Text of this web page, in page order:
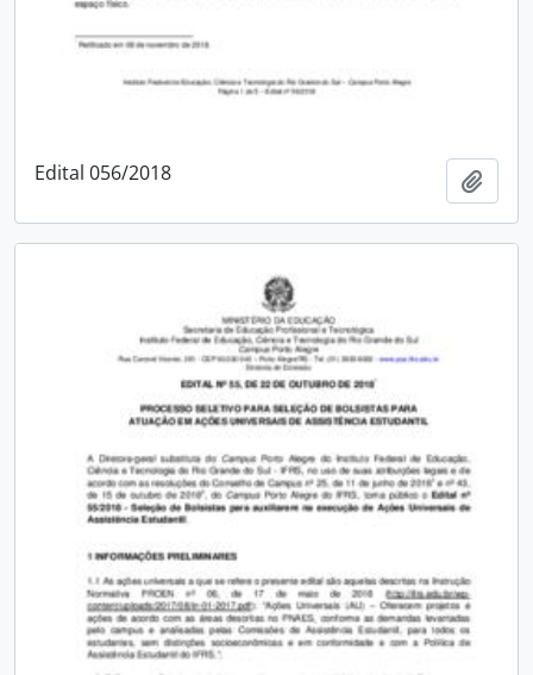
Edital 056/2018